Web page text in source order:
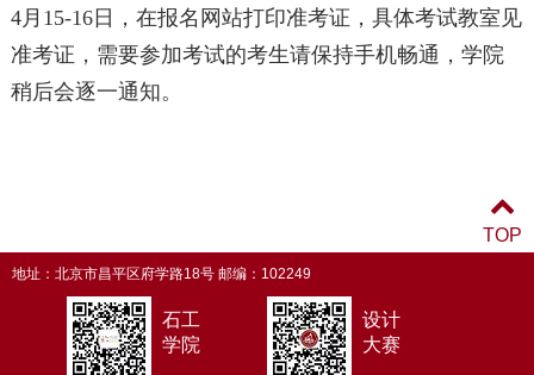
4月15-16日，在报名网站打印准考证，具体考试教室见
准考证，需要参加考试的考生请保持手机畅通，学院
稍后会逐一通知。
地址：北京市昌平区府学路18号 邮编：102249
石工
学院
设计
大赛
TOP